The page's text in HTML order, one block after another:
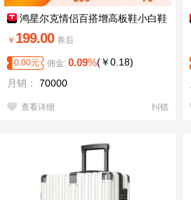
鸿星尔克情侣百搭增高板鞋小白鞋
￥ 199.00 券后
0.00元 佣金: 0.09%(￥0.18)
月销：
70000
查看详细 纠错